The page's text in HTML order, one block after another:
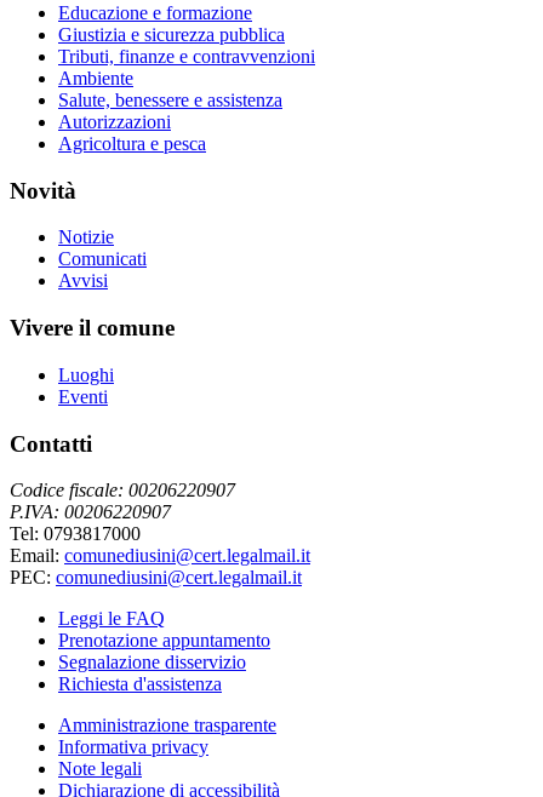
Educazione e formazione
Giustizia e sicurezza pubblica
Tributi, finanze e contravvenzioni
Ambiente
Salute, benessere e assistenza
Autorizzazioni
Agricoltura e pesca
Novità
Notizie
Comunicati
Avvisi
Vivere il comune
Luoghi
Eventi
Contatti
Codice fiscale: 00206220907
P.IVA: 00206220907
Tel: 0793817000
Email: comunediusini@cert.legalmail.it
PEC: comunediusini@cert.legalmail.it
Leggi le FAQ
Prenotazione appuntamento
Segnalazione disservizio
Richiesta d'assistenza
Amministrazione trasparente
Informativa privacy
Note legali
Dichiarazione di accessibilità